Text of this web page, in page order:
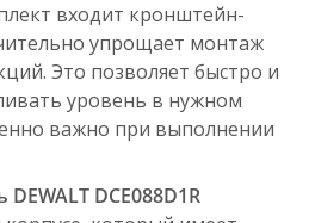
входит кронштейн-
упрощает монтаж
Это позволяет быстро и
уровень в нужном
важно при выполнении
DCE088D1R